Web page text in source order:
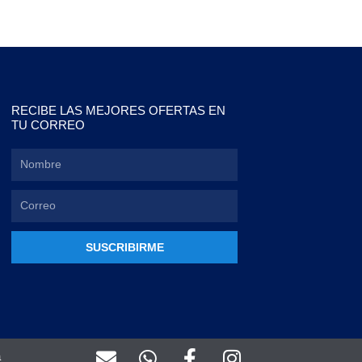
RECIBE LAS MEJORES OFERTAS EN
TU CORREO
SUSCRIBIRME
E
W
F
I